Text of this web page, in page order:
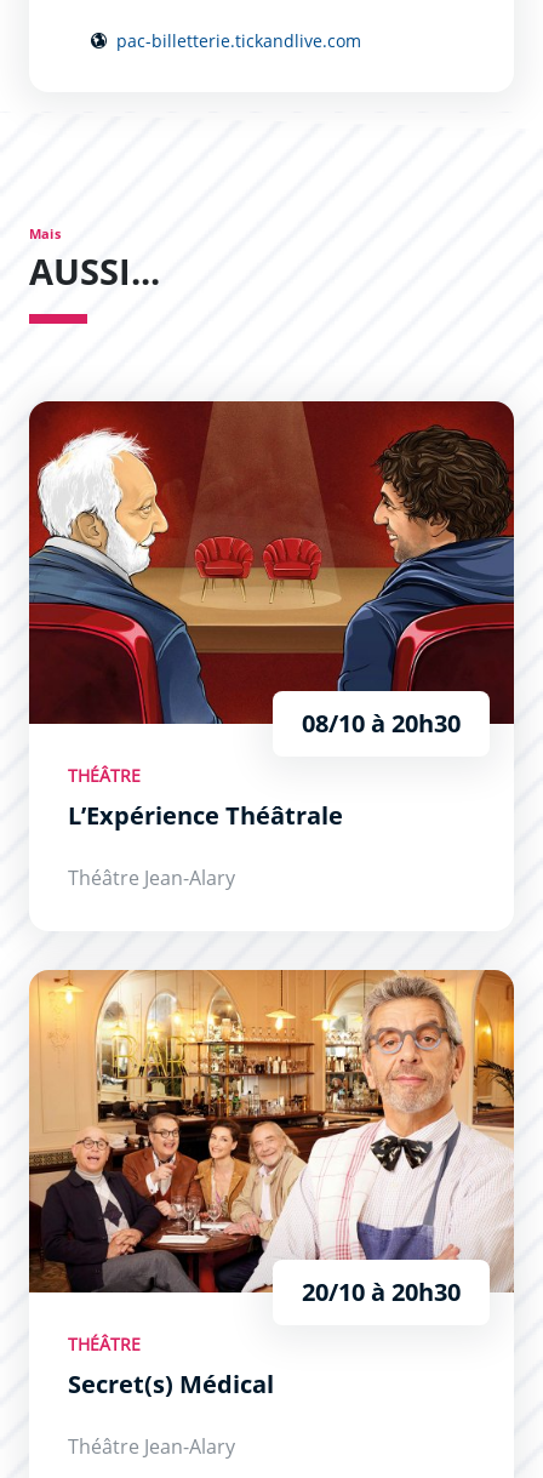
pac-billetterie.tickandlive.com
Mais
AUSSI...
L’Expérience Théâtrale
08/10 à 20h30
THÉÂTRE
L’Expérience Théâtrale
Théâtre Jean-Alary
Secret(s) Médical
20/10 à 20h30
THÉÂTRE
Secret(s) Médical
Théâtre Jean-Alary